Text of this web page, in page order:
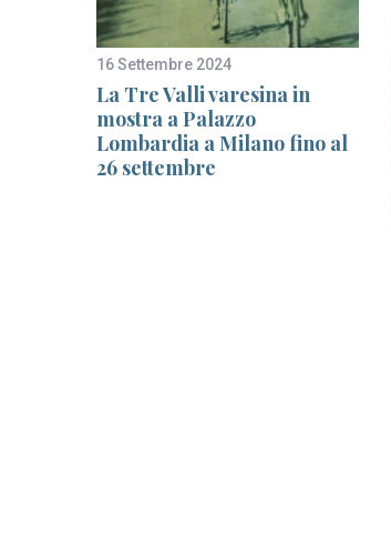
16 Settembre 2024
La Tre Valli varesina in
mostra a Palazzo
Lombardia a Milano fino al
26 settembre